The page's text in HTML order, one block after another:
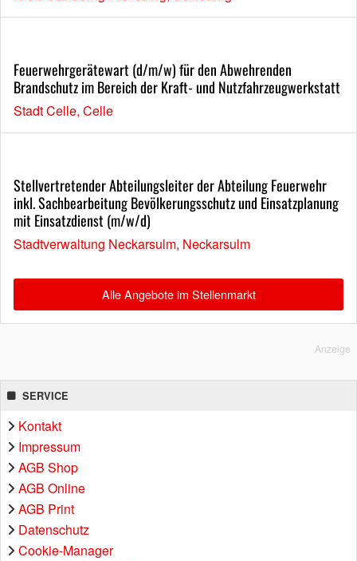
Feuerwehrgerätewart (d/m/w) für den Abwehrenden
Brandschutz im Bereich der Kraft- und Nutzfahrzeugwerkstatt
Stadt Celle, Celle
Stellvertretender Abteilungsleiter der Abteilung Feuerwehr
inkl. Sachbearbeitung Bevölkerungsschutz und Einsatzplanung
mit Einsatzdienst (m/w/d)
Stadtverwaltung Neckarsulm, Neckarsulm
Alle Angebote im Stellenmarkt
Anzeige
SERVICE
Kontakt
Impressum
AGB Shop
AGB Online
AGB Print
Datenschutz
Cookie-Manager